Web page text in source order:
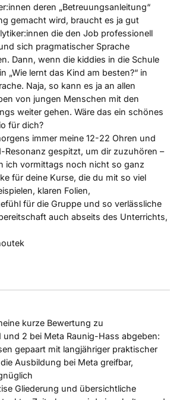
deren „Betreuungsanleitung“
gemacht wird, braucht es ja gut
die den Job professionell
sich pragmatischer Sprache
Dann, wenn die kiddies in die Schule
„Wie lernt das Kind am besten?“ in
Naja, so kann es ja an allen
von jungen Menschen mit den
weiter gehen. Wäre das ein schönes
für dich?
immer meine 12-22 Ohren und
Resonanz gespitzt, um dir zuzuhören –
ich vormittags noch nicht so ganz
für deine Kurse, die du mit so viel
klaren Folien,
für die Gruppe und so verlässliche
auch abseits des Unterrichts,
kurze Bewertung zu
und 2 bei Meta Raunig-Hass abgeben:
gepaart mit langjähriger praktischer
Ausbildung bei Meta greifbar,
Gliederung und übersichtliche